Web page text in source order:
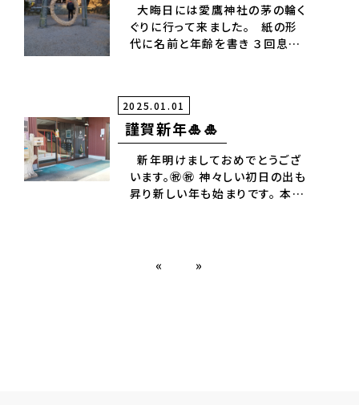
大晦日には愛鷹神社の茅の輪く
ぐりに行って来ました。 紙の形
代に名前と年齢を書き ３回息を
分達、皆様にとって良い年であり
ますように。🙏
2025.01.01
謹賀新年🎍🎍
新年明けましておめでとうござ
います。㊗️㊗️ 神々しい初日の出も
昇り新しい年も始まりです。 本年
« »